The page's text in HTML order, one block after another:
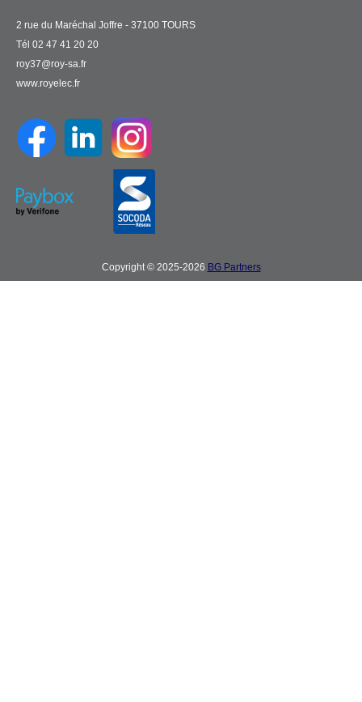
2 rue du Maréchal Joffre - 37100 TOURS
Tél 02 47 41 20 20
roy37@roy-sa.fr
www.royelec.fr
Copyright © 2025-2026 BG Partners